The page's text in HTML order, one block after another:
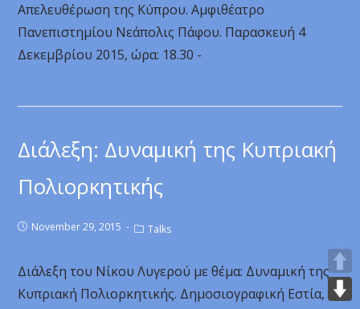
Απελευθέρωση της Κύπρου. Αμφιθέατρο
Πανεπιστημίου Νεάπολις Πάφου. Παρασκευή 4
Δεκεμβρίου 2015, ώρα: 18.30 -
Διάλεξη: Δυναμική της Κυπριακή
Πολιορκητικής
November 29, 2015 Talks
Διάλεξη του Νίκου Λυγερού με θέμα: Δυναμική της
Κυπριακή Πολιορκητικής. Δημοσιογραφική Εστία,